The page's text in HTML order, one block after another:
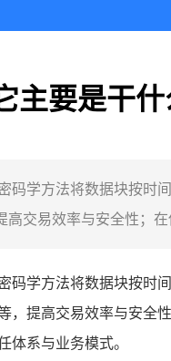
主要是干什
码学方法将数据块按
交易效率与安全性；
码学方法将数据块按时
，提高交易效率与安全
体系与业务模式。